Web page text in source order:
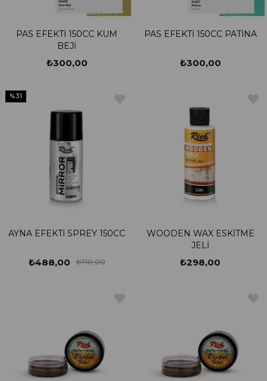
PAS EFEKTİ 150CC KUM
BEJİ
₺300,00
PAS EFEKTİ 150CC PATİNA
₺300,00
AYNA EFEKTİ SPREY 150CC
₺488,00 ₺710,00
%31
WOODEN WAX ESKİTME
JELİ
₺298,00